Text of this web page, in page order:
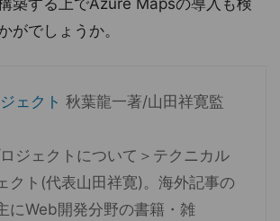
築する上でAzure Mapsの導入も検
がでしょうか。
ェクト 秋葉龍一著/山田祥寛監
ジェクトについて＞テクニカル
クト(代表山田祥寛)。海外記事の
にWeb開発分野の書籍・雑